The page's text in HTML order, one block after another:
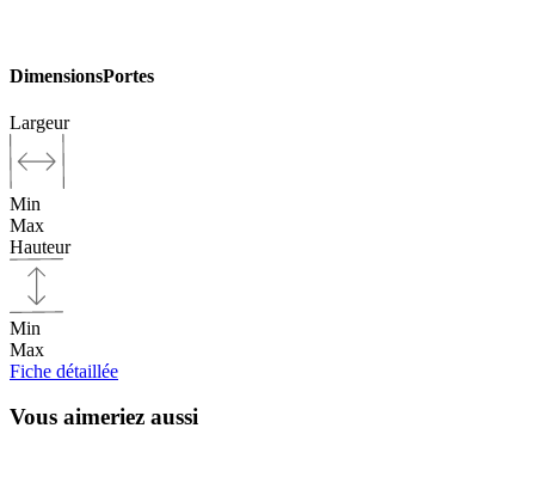
DimensionsPortes
Largeur
Min
Max
Hauteur
Min
Max
Fiche détaillée
Vous aimeriez aussi